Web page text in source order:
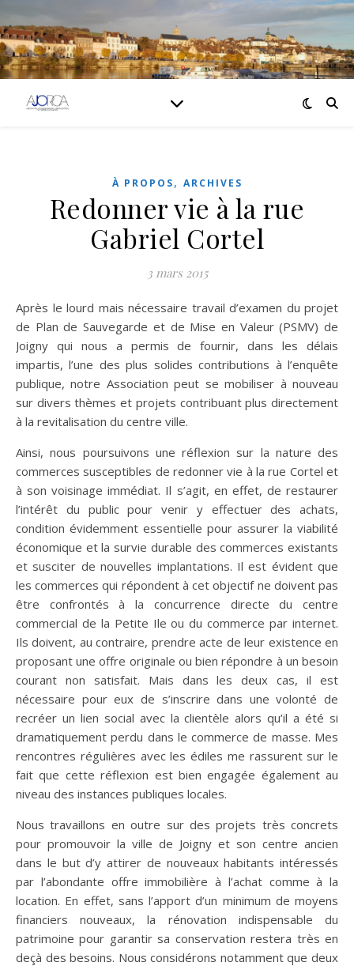
À PROPOS, ARCHIVES
Redonner vie à la rue
Gabriel Cortel
3 mars 2015
Après le lourd mais nécessaire travail d’examen du projet
de Plan de Sauvegarde et de Mise en Valeur (PSMV) de
Joigny qui nous a permis de fournir, dans les délais
impartis, l’une des plus solides contributions à l’enquête
publique, notre Association peut se mobiliser à nouveau
sur divers thèmes et projets contribuant plus directement
à la revitalisation du centre ville.
Ainsi, nous poursuivons une réflexion sur la nature des
commerces susceptibles de redonner vie à la rue Cortel et
à son voisinage immédiat. Il s’agit, en effet, de restaurer
l’intérêt du public pour venir y effectuer des achats,
condition évidemment essentielle pour assurer la viabilité
économique et la survie durable des commerces existants
et susciter de nouvelles implantations. Il est évident que
les commerces qui répondent à cet objectif ne doivent pas
être confrontés à la concurrence directe du centre
commercial de la Petite Ile ou du commerce par internet.
Ils doivent, au contraire, prendre acte de leur existence en
proposant une offre originale ou bien répondre à un besoin
courant non satisfait. Mais dans les deux cas, il est
nécessaire pour eux de s’inscrire dans une volonté de
recréer un lien social avec la clientèle alors qu’il a été si
dramatiquement perdu dans le commerce de masse. Mes
rencontres régulières avec les édiles me rassurent sur le
fait que cette réflexion est bien engagée également au
niveau des instances publiques locales.
Nous travaillons en outre sur des projets très concrets
pour promouvoir la ville de Joigny et son centre ancien
dans le but d’y attirer de nouveaux habitants intéressés
par l’abondante offre immobilière à l’achat comme à la
location. En effet, sans l’apport d’un minimum de moyens
financiers nouveaux, la rénovation indispensable du
patrimoine pour garantir sa conservation restera très en
deçà des besoins. Nous considérons notamment que deux